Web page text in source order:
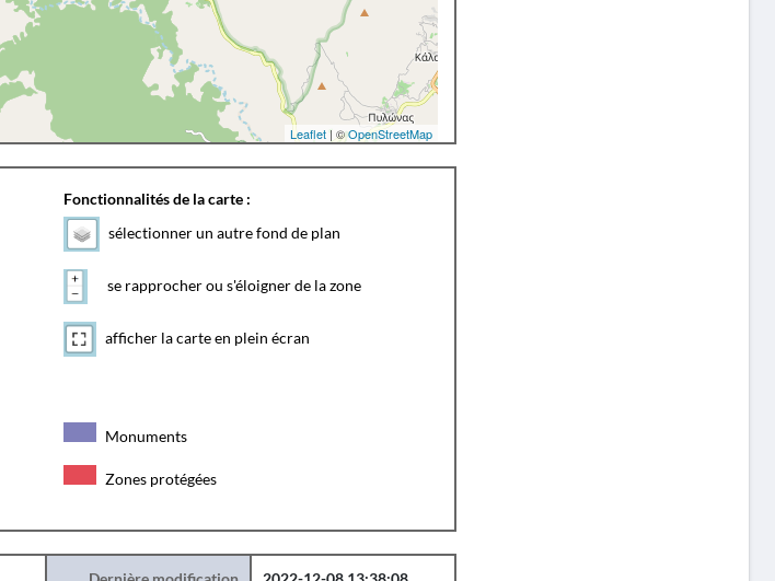
Leaflet| ©OpenStreetMap
Fonctionnalités de la carte :
sélectionner un autre fond de plan
se rapprocher ou s'éloigner de la zone
afficher la carte en plein écran
Monuments
Zones protégées